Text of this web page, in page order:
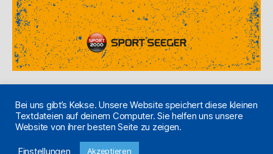
Bei uns gibt’s Kekse. Unsere Website speichert diese kleinen
Textdateien auf deinem Computer. Sie helfen uns unsere
Website von ihrer besten Seite zu zeigen.
Einstellungen Akzeptieren